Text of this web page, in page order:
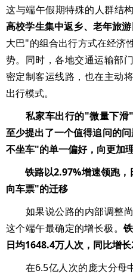
这与端午假期特殊的人群
高校学生集中返乡、老年旅
大巴"的组合出行方式在经济
势。同时，各地交通运输部
密定制客运线路，也在主动
出行模式。
私家车出行的"微量下滑
至少提出了一个值得追问的
不坐车"的单一偏好，向更加
铁路以2.97%增速领跑
向车票"的迁移
如果说公路的内部调整尚
这个端午最确定的增长极。
日均1648.4万人次，同比增长
在6.5亿人次的庞大分母